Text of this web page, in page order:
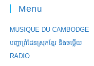
Menu
MUSIQUE DU CAMBODGE
បញ្ហាព្រំដែនស្រុកខ្មែរ និងចឞ្លើយ
RADIO